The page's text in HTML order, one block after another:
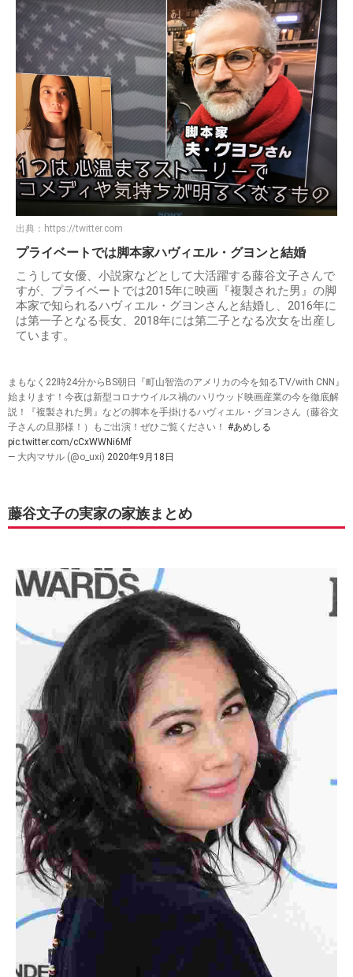
出典： https://twitter.com
プライベートでは脚本家ハヴィエル・グヨンと結婚
こうして女優、小説家などとして大活躍する藤谷文子さんで
すが、プライベートでは2015年に映画『複製された男』の脚
本家で知られるハヴィエル・グヨンさんと結婚し、2016年に
は第一子となる長女、2018年には第二子となる次女を出産し
ています。
まもなく22時24分からBS朝日『町山智浩のアメリカの今を知るTV/with CNN』
始まります！今夜は新型コロナウイルス禍のハリウッド映画産業の今を徹底解
説！『複製された男』などの脚本を手掛けるハヴィエル・グヨンさん（藤谷文
子さんの旦那様！）もご出演！ぜひご覧ください！ #あめしる
pic.twitter.com/cCxWWNi6Mf
— 大内マサル (@o_uxi) 2020年9月18日
藤谷文子の実家の家族まとめ